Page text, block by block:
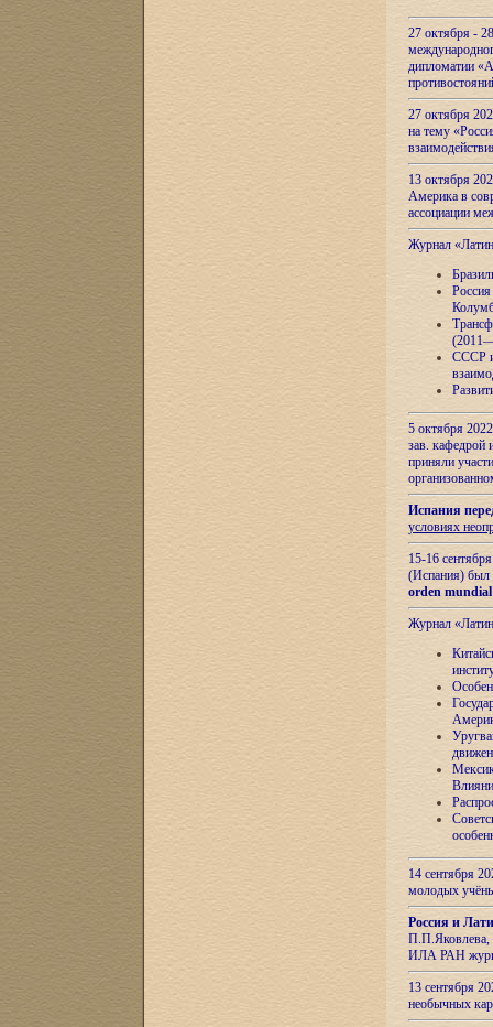
27 октября -
дипломатии
27 октября
на тему
13 октября
Америка в
ассоциации
Журнал
СССР и
5 октября
зав.
приняли
Испания
условиях
15-16
(Испания) был
orden
Журнал
14 сентября
молодых
Россия и
П.П.Яковлева,
ИЛА РАН
13 сентября
необычных